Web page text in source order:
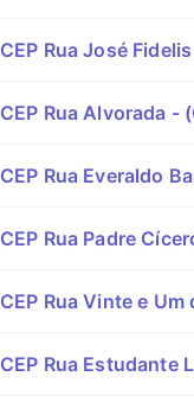
CEP Rua José
CEP Rua Alvorada -
CEP Rua Everaldo
CEP Rua Padre
CEP Rua Vinte e
CEP Rua Estudante